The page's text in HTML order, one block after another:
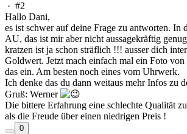
· #2
Hallo Dani,
es ist schwer auf deine Frage zu antworten. In
AU, das ist mir aber nicht aussagekräftig
kratzen ist ja schon sträflich !!! ausser dich
Goldwert. Jetzt mach einfach mal ein Foto
das ein. Am besten noch eines vom Uhrwerk.
Ich denke das du dann weitaus mehr Infos zu
Gruß: Werner
Die bittere Erfahrung eine schlechte Qualität
als die Freude über einen niedrigen Preis !
0